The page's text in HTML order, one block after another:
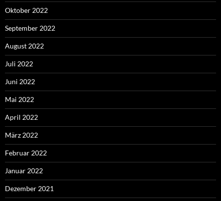
Oktober 2022
September 2022
August 2022
Juli 2022
Juni 2022
Mai 2022
April 2022
März 2022
Februar 2022
Januar 2022
Dezember 2021